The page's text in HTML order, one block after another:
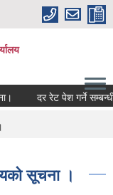
दर रेट पेश गर्ने
सूचना ।